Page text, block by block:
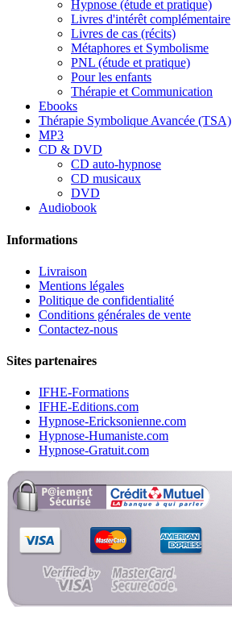
Hypnose (étude et pratique)
Livres d'intérêt complémentaire
Livres de cas (récits)
Métaphores et Symbolisme
PNL (étude et pratique)
Pour les enfants
Thérapie et Communication
Ebooks
Thérapie Symbolique Avancée (TSA)
MP3
CD & DVD
CD auto-hypnose
CD musicaux
DVD
Audiobook
Informations
Livraison
Mentions légales
Politique de confidentialité
Conditions générales de vente
Contactez-nous
Sites partenaires
IFHE-Formations
IFHE-Editions.com
Hypnose-Ericksonienne.com
Hypnose-Humaniste.com
Hypnose-Gratuit.com